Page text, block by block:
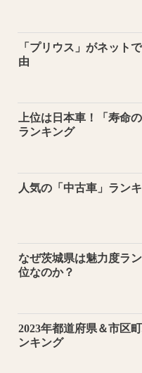
「プリウス」がネット
由
上位は日本車！「寿命
ランキング
人気の「中古車」ラン
なぜ茨城県は魅力度ラ
位なのか？
2023年都道府県＆市区
ンキング